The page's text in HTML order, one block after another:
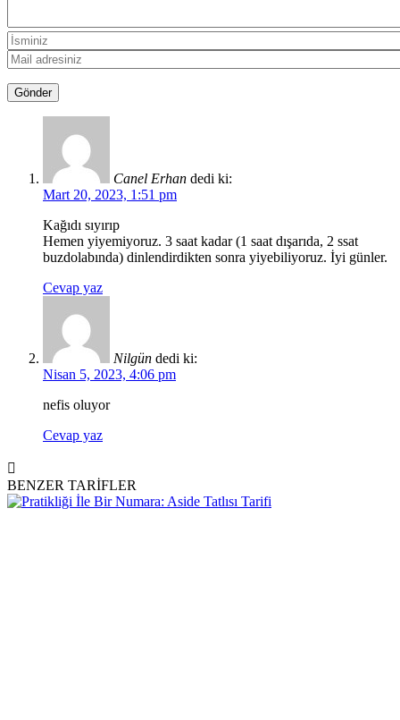
Canel Erhan dedi ki:
Mart 20, 2023, 1:51 pm
Kağıdı sıyırıp
Hemen yiyemiyoruz. 3 saat kadar (1 saat dışarıda, 2 ssat
buzdolabında) dinlendirdikten sonra yiyebiliyoruz. İyi günler.
Cevap yaz
Nilgün dedi ki:
Nisan 5, 2023, 4:06 pm
nefis oluyor
Cevap yaz
BENZER TARİFLER